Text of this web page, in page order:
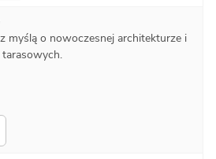
myślą o nowoczesnej architekturze i